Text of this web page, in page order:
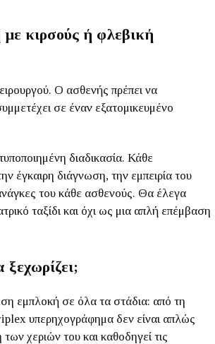
κιρσούς ή φλεβική
Ο ασθενής πρέπει να
σε έναν εξατομικευμένο
διαδικασία. Κάθε
έγκαιρη διάγνωση, την εμπειρία του
του κάθε ασθενούς. Θα έλεγα
ταξίδι και όχι ως μια απλή επέμβαση
εμπλοκή σε όλα τα στάδια: από τη
υπερηχογράφημα δεν είναι απλώς
χεριών του και καθοδηγεί τις